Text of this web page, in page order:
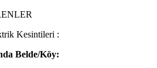
Kesintileri :
Belde/Köy: